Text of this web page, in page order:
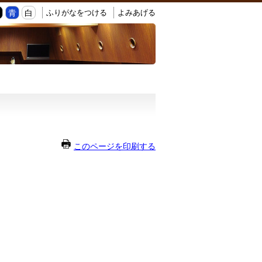
青 白 ふりがなをつける よみあげる
このページを印刷する